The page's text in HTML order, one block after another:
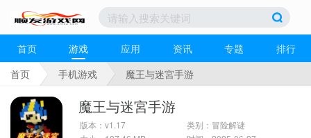
首页 游戏 应用 资讯 专题
排行
首页
手机游戏 魔王与迷宮手游
魔王与迷宮手游
版本：v1.17
类别：冒险解谜